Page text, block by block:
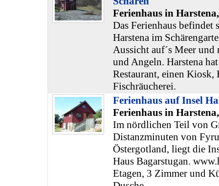
Ferienhaus in
Das Ferienhaus befindet
Harstena im
Aussicht auf´s Meer und
und Angeln. Harstena
Restaurant, einen Kiosk,
Fischräucherei.
Ferienhaus auf Insel
Ferienhaus in
Im nördlichen Teil von
Distanzminuten von
Östergotland, liegt die
Haus Bagarstugan.
Etagen, 3 Zimmer und